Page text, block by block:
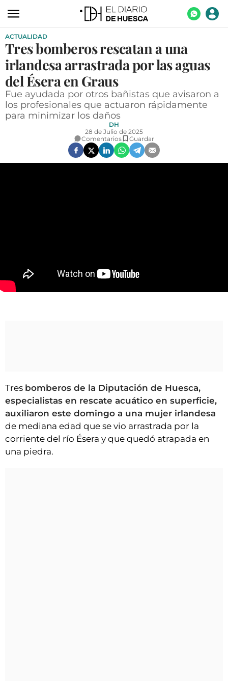
ACTUALIDAD
ECONOMÍA
TECNOLOGÍA
TURISMO
AGROALIMENTACIÓN
CARTELERA
INICIAR SESIÓN
ACTUALIDAD
Tres bomberos rescatan a una
irlandesa arrastrada por las aguas
del Ésera en Graus
Fue ayudada por otros bañistas que avisaron a
los profesionales que actuaron rápidamente
para minimizar los daños
DH
28 de Julio de 2025
Comentarios
Guardar
Tres bomberos de la Diputación de Huesca,
especialistas en rescate acuático en superficie,
auxiliaron este domingo a una mujer irlandesa
de mediana edad que se vio arrastrada por la
corriente del río Ésera y que quedó atrapada en
una piedra.